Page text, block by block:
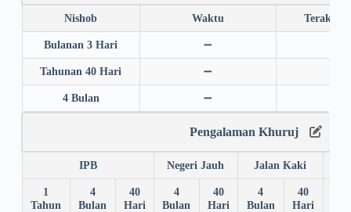
Nishob Waktu Terakhir
Bulanan 3 Hari ➖
Tahunan 40 Hari ➖
4 Bulan ➖
Pengalaman Khuruj
IPB Negeri Jauh Jalan Kaki
1
Tahun
4
Bulan
40
Hari
4
Bulan
40
Hari
4
Bulan
40
Hari